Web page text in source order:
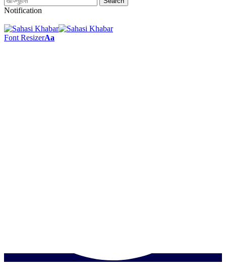
Notification
Font ResizerAa